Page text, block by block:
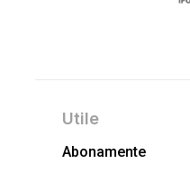
Utile
Abonamente